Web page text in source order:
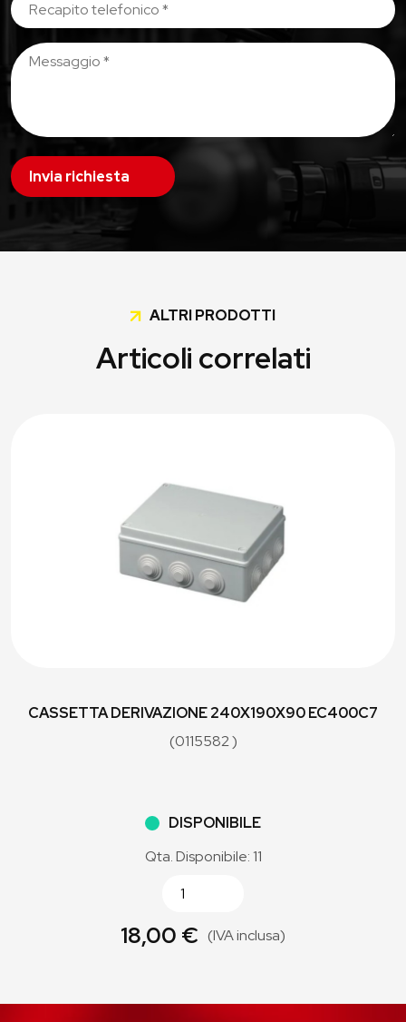
Invia richiesta
ALTRI PRODOTTI
Articoli correlati
CASSETTA DERIVAZIONE 240X190X90 EC400C7
(0115582 )
DISPONIBILE
Qta. Disponibile: 11
18,00 € (IVA inclusa)